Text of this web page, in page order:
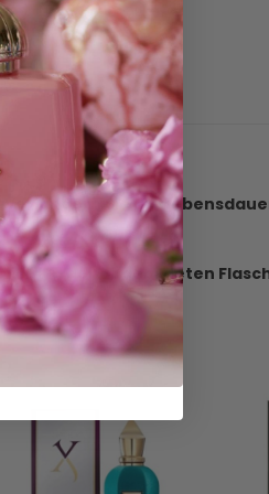
AUF LAGER
Verlängern Sie die
in der abgebildeten